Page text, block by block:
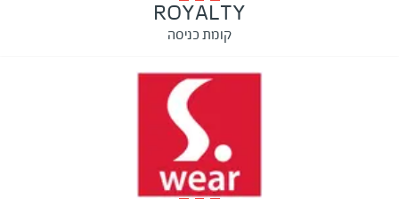
ROYALTY
קומת כניסה